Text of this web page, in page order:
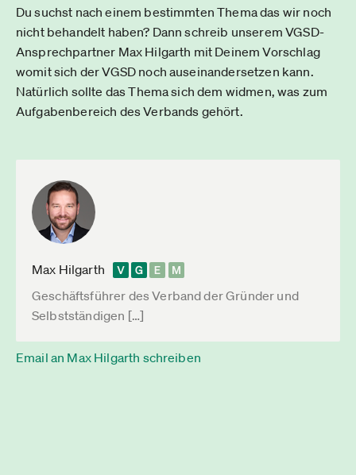
Du suchst nach einem bestimmten Thema das wir noch
nicht behandelt haben? Dann schreib unserem VGSD-
Ansprechpartner Max Hilgarth mit Deinem Vorschlag
womit sich der VGSD noch auseinandersetzen kann.
Natürlich sollte das Thema sich dem widmen, was zum
Aufgabenbereich des Verbands gehört.
Max Hilgarth
Geschäftsführer des Verband der Gründer und
Selbstständigen […]
Email an Max Hilgarth schreiben